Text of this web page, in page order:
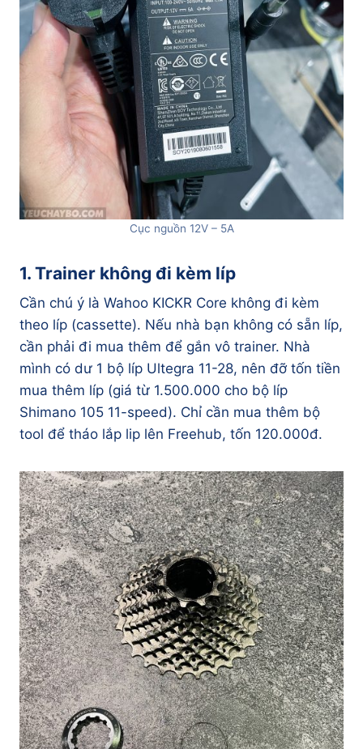
Cục nguồn 12V – 5A
1. Trainer không đi kèm líp
Cần chú ý là Wahoo KICKR Core không đi kèm
theo líp (cassette). Nếu nhà bạn không có sẵn líp,
cần phải đi mua thêm để gắn vô trainer. Nhà
mình có dư 1 bộ líp Ultegra 11-28, nên đỡ tốn tiền
mua thêm líp (giá từ 1.500.000 cho bộ líp
Shimano 105 11-speed). Chỉ cần mua thêm bộ
tool để tháo lắp lip lên Freehub, tốn 120.000đ.